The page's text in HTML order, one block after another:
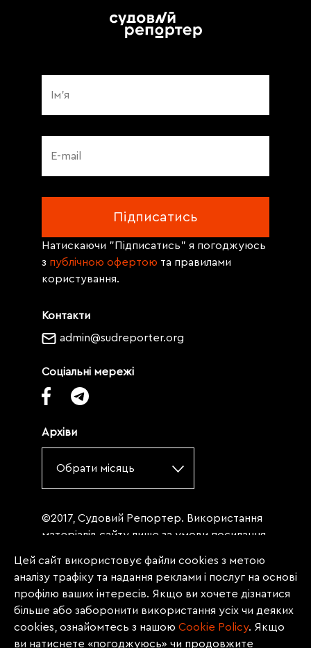
Контакти
admin@sudreporter.org
Соціальні мережі
Архіви
Обрати місяць
Натискаючи "Підписатись" я погоджуюсь
з публічною офертою та правилами
користування.
©2017, Судовий Репортер. Використання
матеріалів сайту лише за умови посилання
«Судовий репортер» не нижче третього
абзацу. Матеріали, щодо яких міститься
заборона на повну републікацію
(передрук, копіювання, відтворення або
інше використання), заборонено
Цей сайт використовує файли cookies з метою
аналізу трафіку та надання реклами і послуг на основі
профілю ваших інтересів. Якщо ви хочете дізнатися
більше або заборонити використання усіх чи деяких
cookies, ознайомтесь з нашою Сookie Policy. Якщо
ви натиснете «погоджуюсь» чи продовжите